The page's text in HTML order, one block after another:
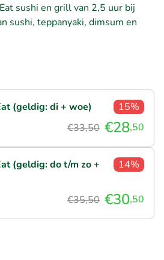
sushi en grill van 2,5 uur bij
sushi, teppanyaki, dimsum en
(geldig: di + woe)
15%
€33,50 €28,50
(geldig: do t/m zo +
14%
€35,50 €30,50